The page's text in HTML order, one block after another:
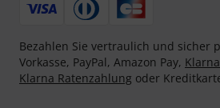
Bezahlen Sie vertraulich und sicher
Vorkasse, PayPal, Amazon Pay,
Klarna Ratenzahlung oder